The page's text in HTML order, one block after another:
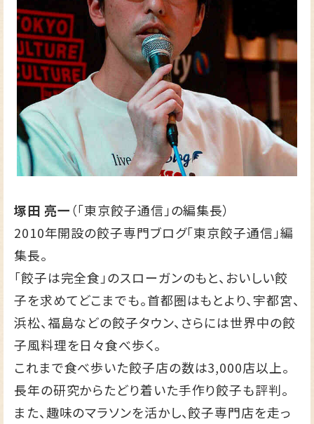
塚田 亮一（「東京餃子通信」の編集長）
2010年開設の餃子専門ブログ「東京餃子通信」編
集長。
「餃子は完全食」のスローガンのもと、おいしい餃
子を求めてどこまでも。首都圏はもとより、宇都宮、
浜松、福島などの餃子タウン、さらには世界中の餃
子風料理を日々食べ歩く。
これまで食べ歩いた餃子店の数は3,000店以上。
長年の研究からたどり着いた手作り餃子も評判。
また、趣味のマラソンを活かし、餃子専門店を走っ